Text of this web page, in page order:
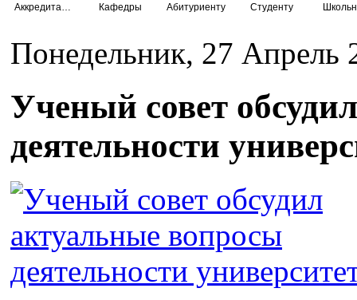
Кафедры Абитуриенту Студенту
Понедельник, 27 Апрель
Ученый совет
деятельности